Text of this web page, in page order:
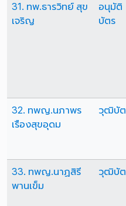
31. ทพ.ธารวิทย์ สุข
เจริญ
อนุมัติ
บัตร
32. ทพญ.นภาพร
เรืองสุขอุดม
วุฒิบั
33. ทพญ.นาฏสิรี
พานเข็ม
วุฒิบั